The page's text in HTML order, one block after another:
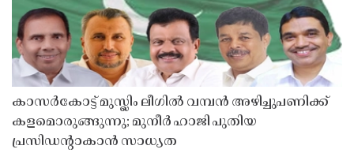
കാസർകോട്ട് മുസ്ലിം ലീഗിൽ വമ്പൻ അഴിച്ചുപണിക്ക്
കളമൊരുങ്ങുന്നു; മുനീർ ഹാജി പുതിയ
പ്രസിഡൻ്റാകാൻ സാധ്യത